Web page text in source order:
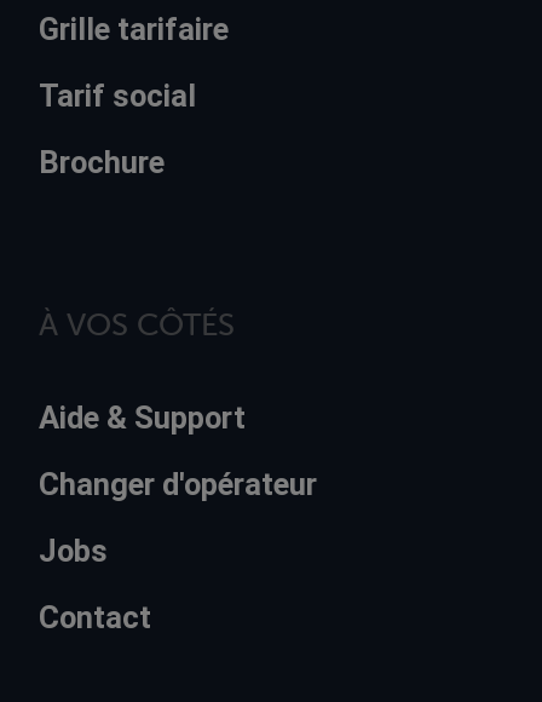
Grille tarifaire
Tarif social
Brochure
À VOS CÔTÉS
Aide & Support
Changer d'opérateur
Jobs
Contact